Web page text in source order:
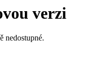
verzi
nedostupné.